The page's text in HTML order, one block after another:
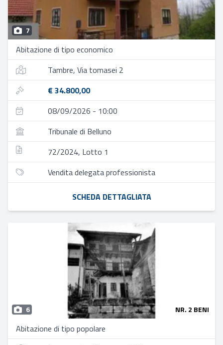
7
Abitazione di tipo economico
Tambre, Via tomasei 2
€ 34.800,00
08/09/2026 - 10:00
Tribunale di Belluno
72/2024, Lotto 1
Vendita delegata professionista
SCHEDA DETTAGLIATA
6 NR. 2 BENI
Abitazione di tipo popolare